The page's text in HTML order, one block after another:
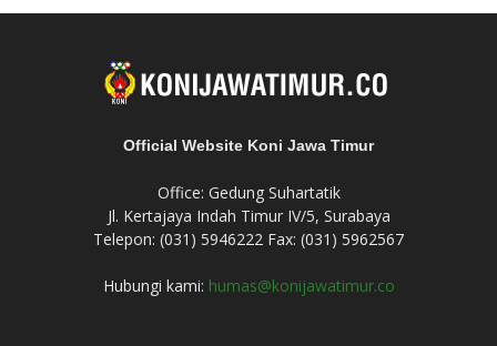
Official Website Koni Jawa Timur
Office: Gedung Suhartatik
Jl. Kertajaya Indah Timur IV/5, Surabaya
Telepon: (031) 5946222 Fax: (031) 5962567
Hubungi kami: humas@konijawatimur.co